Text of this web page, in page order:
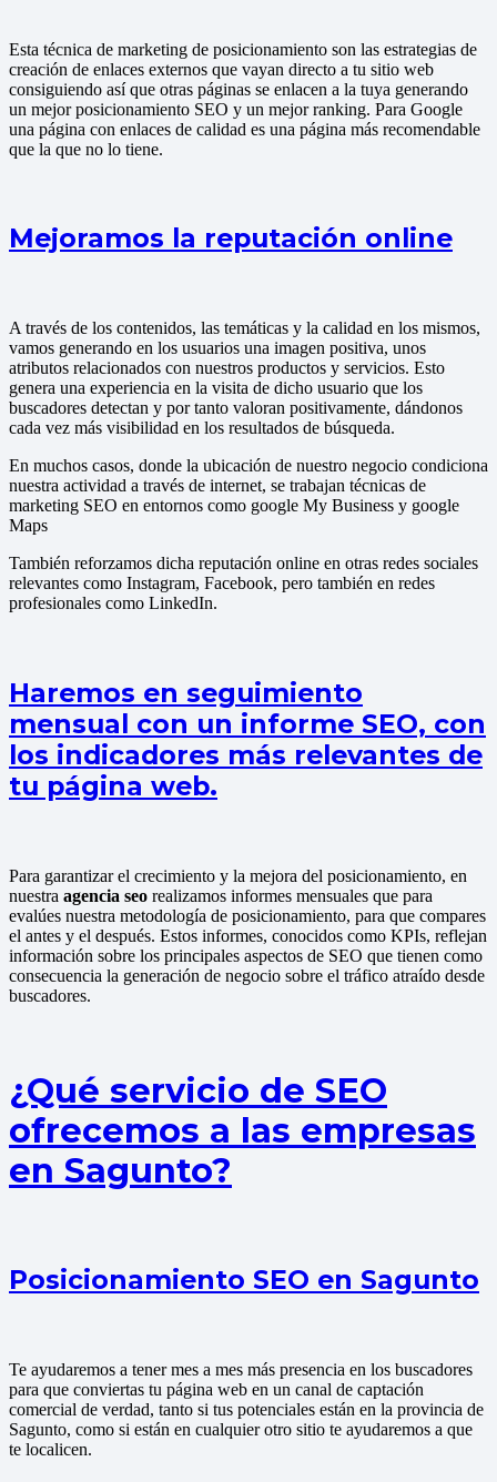
Esta técnica de marketing de posicionamiento son las estrategias de
creación de enlaces externos que vayan directo a tu sitio web
consiguiendo así que otras páginas se enlacen a la tuya generando
un mejor posicionamiento SEO y un mejor ranking. Para Google
una página con enlaces de calidad es una página más recomendable
que la que no lo tiene.
Mejoramos la reputación online
A través de los contenidos, las temáticas y la calidad en los mismos,
vamos generando en los usuarios una imagen positiva, unos
atributos relacionados con nuestros productos y servicios. Esto
genera una experiencia en la visita de dicho usuario que los
buscadores detectan y por tanto valoran positivamente, dándonos
cada vez más visibilidad en los resultados de búsqueda.
En muchos casos, donde la ubicación de nuestro negocio condiciona
nuestra actividad a través de internet, se trabajan técnicas de
marketing SEO en entornos como google My Business y google
Maps
También reforzamos dicha reputación online en otras redes sociales
relevantes como Instagram, Facebook, pero también en redes
profesionales como LinkedIn.
Haremos en seguimiento
mensual con un informe SEO, con
los indicadores más relevantes de
tu página web.
Para garantizar el crecimiento y la mejora del posicionamiento, en
nuestra agencia seo realizamos informes mensuales que para
evalúes nuestra metodología de posicionamiento, para que compares
el antes y el después. Estos informes, conocidos como KPIs, reflejan
información sobre los principales aspectos de SEO que tienen como
consecuencia la generación de negocio sobre el tráfico atraído desde
buscadores.
¿Qué servicio de SEO
ofrecemos a las empresas
en Sagunto?
Posicionamiento SEO en Sagunto
Te ayudaremos a tener mes a mes más presencia en los buscadores
para que conviertas tu página web en un canal de captación
comercial de verdad, tanto si tus potenciales están en la provincia de
Sagunto, como si están en cualquier otro sitio te ayudaremos a que
te localicen.